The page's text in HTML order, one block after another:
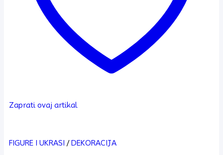
Zaprati ovaj artikal
FIGURE I UKRASI / DEKORACIJA